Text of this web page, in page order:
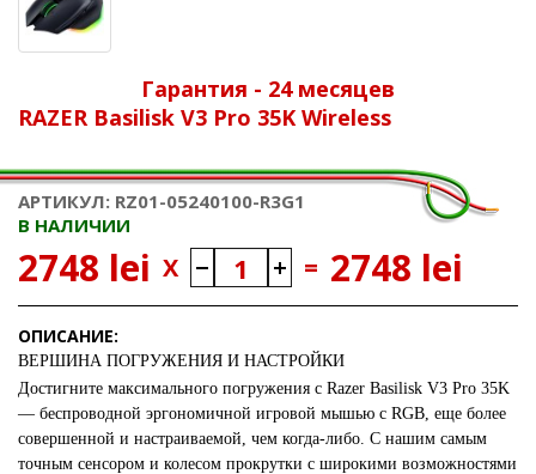
Гарантия - 24 месяцев
RAZER Basilisk V3 Pro 35K Wireless
АРТИКУЛ: RZ01-05240100-R3G1
В НАЛИЧИИ
2748 lei X = 2748 lei
ОПИСАНИЕ:
ВЕРШИНА ПОГРУЖЕНИЯ И НАСТРОЙКИ
Достигните максимального погружения с Razer Basilisk V3 Pro 35K
— беспроводной эргономичной игровой мышью с RGB, еще более
совершенной и настраиваемой, чем когда-либо. С нашим самым
точным сенсором и колесом прокрутки с широкими возможностями